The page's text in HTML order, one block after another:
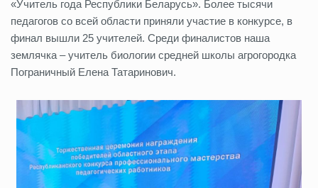
«Учитель года Республики Беларусь». Более тысячи
педагогов со всей области приняли участие в конкурсе, в
финал вышли 25 учителей. Среди финалистов наша
землячка – учитель биологии средней школы агрогородка
Пограничный Елена Татаринович.